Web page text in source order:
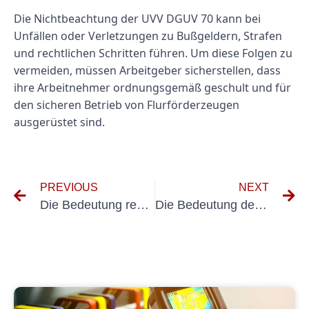
Die Nichtbeachtung der UVV DGUV 70 kann bei
Unfällen oder Verletzungen zu Bußgeldern, Strafen
und rechtlichen Schritten führen. Um diese Folgen zu
vermeiden, müssen Arbeitgeber sicherstellen, dass
ihre Arbeitnehmer ordnungsgemäß geschult und für
den sicheren Betrieb von Flurförderzeugen
ausgerüstet sind.
PREVIOUS
Die Bedeutung regelmäßiger Inspektionen für bewegliche elektrische Betriebsmittel
NEXT
Die Bedeutung der BG Bau UVV-Prüfung für die Arbeitssicherheit verstehen